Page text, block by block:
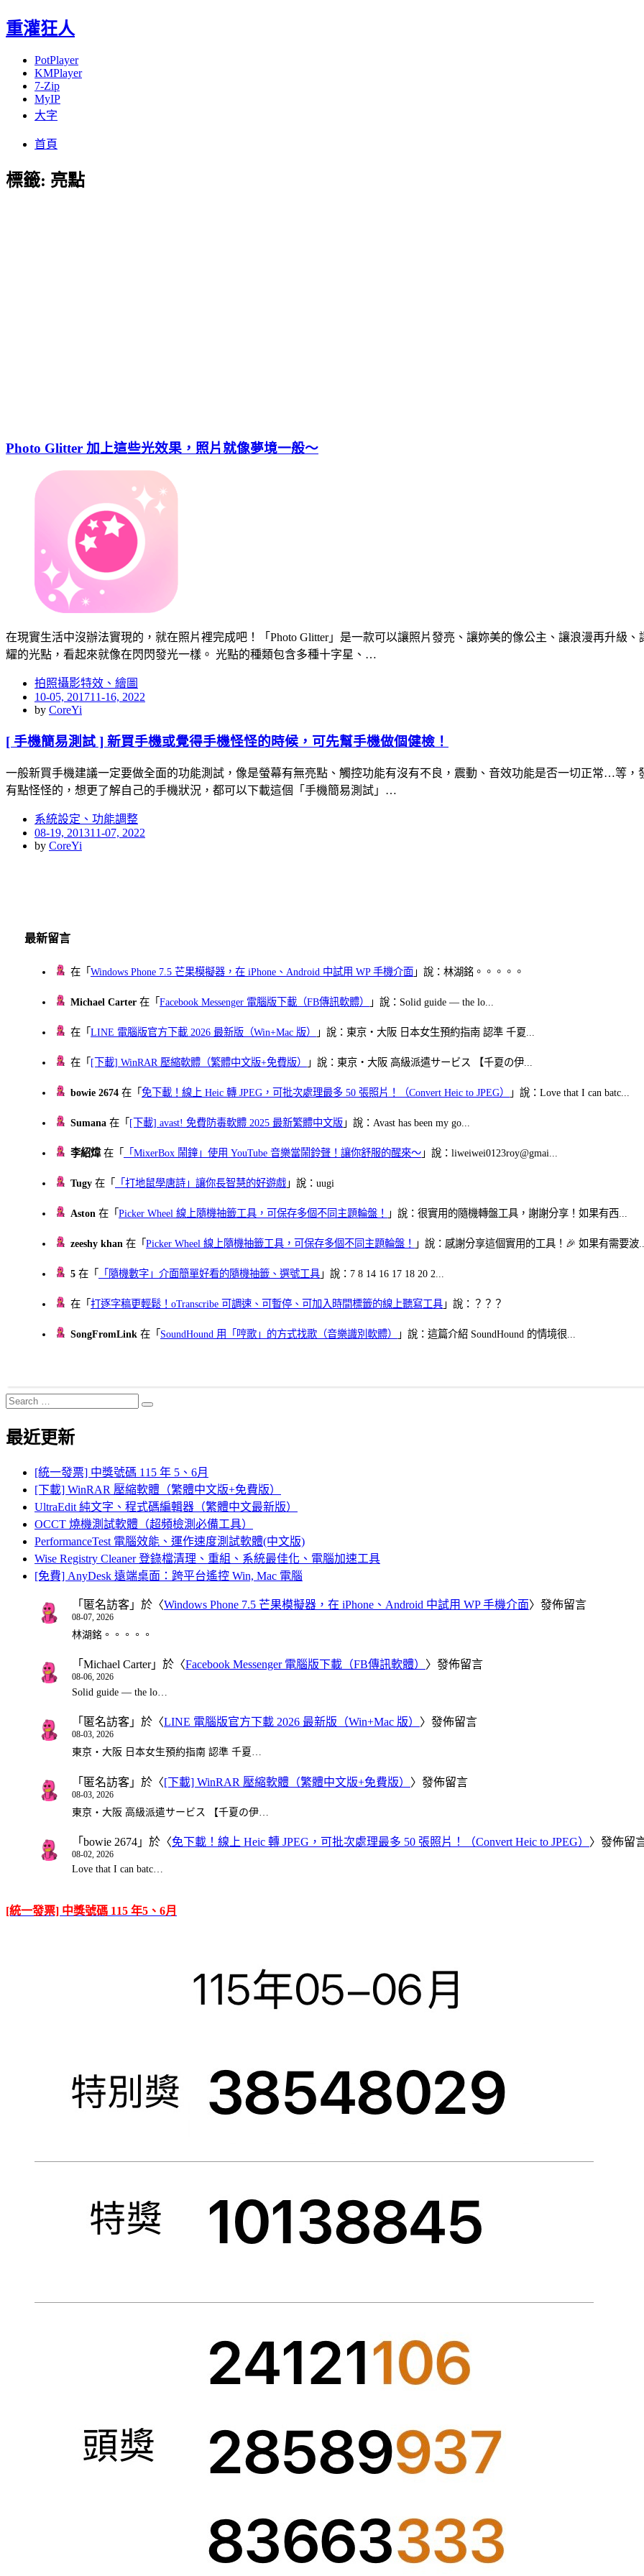
重灌狂人
PotPlayer
KMPlayer
7-Zip
MyIP
大字
首頁
標籤: 亮點
Photo Glitter 加上這些光效果，照片就像夢境一般～
在現實生活中沒辦法實現的，就在照片裡完成吧！「Photo Glitter」是一款可以讓照片發亮、讓妳美的像公主、讓浪漫再升級
耀的光點，看起來就像在閃閃發光一樣。 光點的種類包含多種十字星、…
拍照攝影特效、繪圖
Posted
on
10-05, 201711-16, 2022
by CoreYi
[ 手機簡易測試 ] 新買手機或覺得手機怪怪的時候，可先幫手機做個健檢！
一般新買手機建議一定要做全面的功能測試，像是螢幕有無亮點、觸控功能有沒有不良，震動、音效功能是否一切正常…等
有點怪怪的，想更了解自己的手機狀況，都可以下載這個「手機簡易測試」…
系統設定、功能調整
Posted
on
08-19, 201311-07, 2022
by CoreYi
最新留言
在「Windows Phone 7.5 芒果模擬器，在 iPhone、Android 中試用 WP 手機介面 」說：林湖銘。。。。。
Michael Carter 在「Facebook Messenger 電腦版下載（FB傳訊軟體） 」說：Solid guide — the lo...
在「LINE 電腦版官方下載 2026 最新版（Win+Mac 版） 」說：東京・大阪 日本女生預約指南 認準 千夏...
在「 [下載] WinRAR 壓縮軟體（繁體中文版+免費版） 」說：東京・大阪 高級派遣サービス 【千夏の伊...
bowie 2674 在「免下載！線上 Heic 轉 JPEG，可批次處理最多 50 張照片！（Convert Heic to JPEG） 」說：Love that I can batc...
Sumana 在「 [下載] avast! 免費防毒軟體 2025 最新繁體中文版 」說：Avast has been my go...
李紹煒在「 「MixerBox 鬧鐘」使用 YouTube 音樂當鬧鈴聲！讓你舒服的醒來～ 」說：liweiwei0123roy@gmai...
Tugy 在「 「打地鼠學唐詩」讓你長智慧的好遊戲 」說：uugi
Aston 在「Picker Wheel 線上隨機抽籤工具，可保存多個不同主題輪盤！ 」說：很實用的隨機轉盤工具，謝謝分享！如果有西...
zeeshy khan 在「Picker Wheel 線上隨機抽籤工具，可保存多個不同主題輪盤！ 」說：感謝分享這個實用的工具！🎉 如果有需要波
5 在「 「隨機數字」介面簡單好看的隨機抽籤、選號工具 」說：7 8 14 16 17 18 20 2...
在「打逐字稿更輕鬆！oTranscribe 可調速、可暫停、可加入時間標籤的線上聽寫工具 」說：？？？
SongFromLink 在「 SoundHound 用「哼歌」的方式找歌（音樂識別軟體） 」說：這篇介紹 SoundHound 的情境很...
Search
for:
Search
最近更新
[統一發票] 中獎號碼 115 年 5、6月
[下載] WinRAR 壓縮軟體（繁體中文版+免費版）
UltraEdit 純文字、程式碼編輯器（繁體中文最新版）
OCCT 燒機測試軟體（超頻檢測必備工具）
PerformanceTest 電腦效能、運作速度測試軟體(中文版)
Wise Registry Cleaner 登錄檔清理、重組、系統最佳化、電腦加速工具
[免費] AnyDesk 遠端桌面：跨平台遙控 Win, Mac 電腦
「 匿名訪客 」於〈Windows Phone 7.5 芒果模擬器，在 iPhone、Android 中試用 WP 手機介面〉發佈留言
08-07, 2026
林湖銘。。。。。
「 Michael Carter」於〈Facebook Messenger 電腦版下載（FB傳訊軟體） 〉發佈留言
08-06, 2026
Solid guide — the lo…
「 匿名訪客 」於〈LINE 電腦版官方下載 2026 最新版（Win+Mac 版） 〉發佈留言
08-03, 2026
東京・大阪 日本女生預約指南 認準 千夏…
「 匿名訪客 」於〈[下載] WinRAR 壓縮軟體（繁體中文版+免費版） 〉發佈留言
08-03, 2026
東京・大阪 高級派遣サービス 【千夏の伊…
「 bowie 2674 」於〈免下載！線上 Heic 轉 JPEG，可批次處理最多 50 張照片！（Convert Heic to JPEG） 〉發佈留
08-02, 2026
Love that I can batc…
[統一發票] 中獎號碼 115 年5、6月